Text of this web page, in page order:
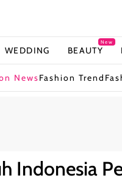
WEDDING BEAUTY
New
NewsFashion Trend
Indonesia